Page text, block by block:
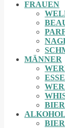
FRAUEN
MÄNNER
BIER
ALKOHOL
BIER